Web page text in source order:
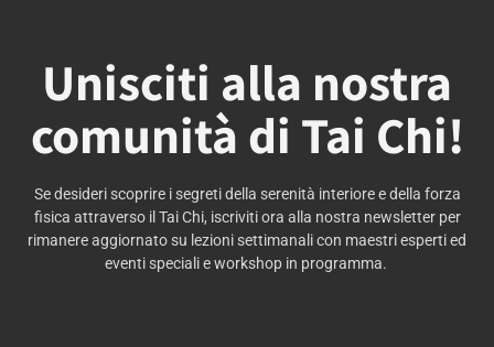
Unisciti alla nostra
comunità di Tai Chi!
Se desideri scoprire i segreti della serenità interiore e della forza
fisica attraverso il Tai Chi, iscriviti ora alla nostra newsletter per
rimanere aggiornato su lezioni settimanali con maestri esperti ed
eventi speciali e workshop in programma.